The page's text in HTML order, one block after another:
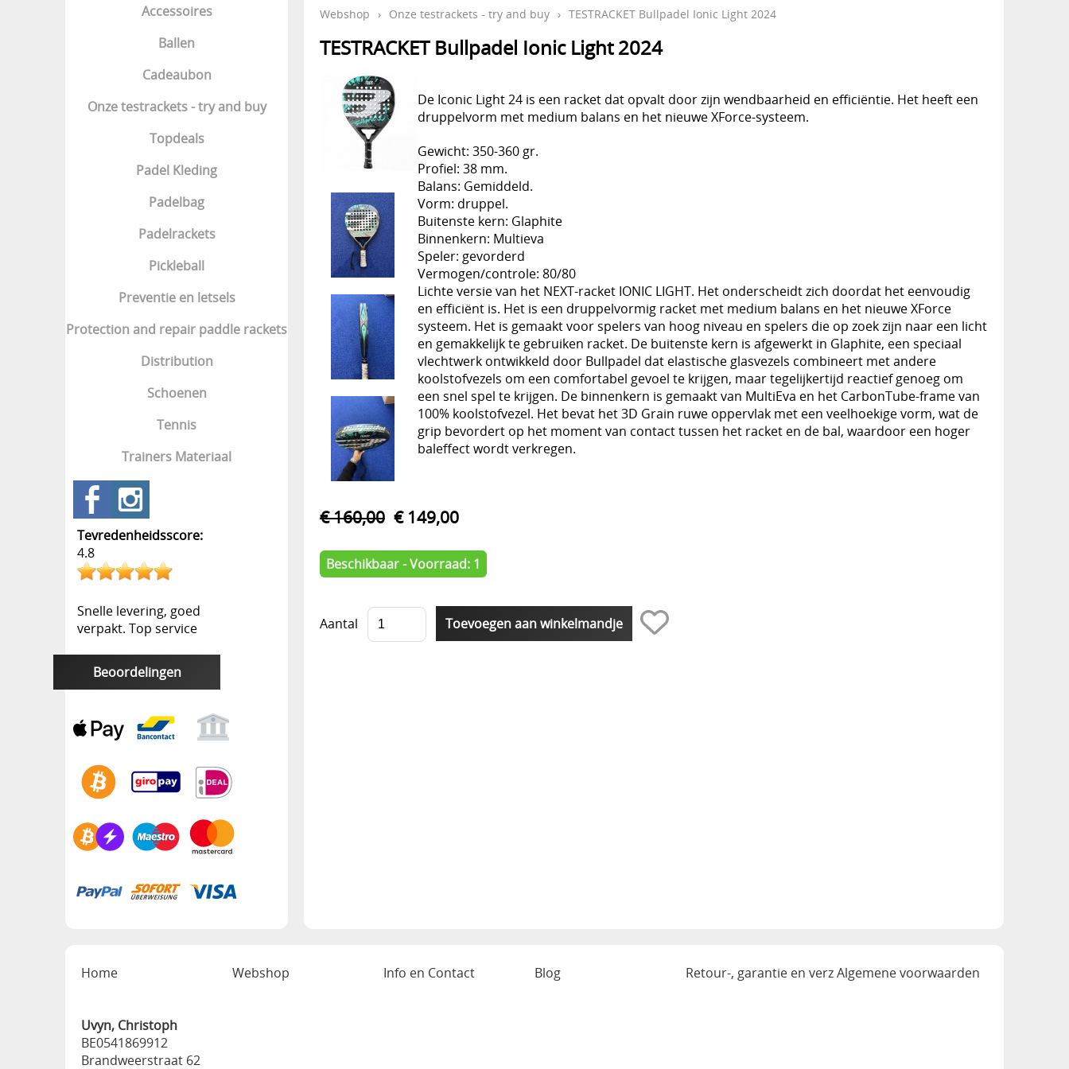
Accessoires
Ballen
Cadeaubon
Onze testrackets - try and buy
Topdeals
Padel Kleding
Padelbag
Padelrackets
Pickleball
Preventie en letsels
Protection and repair paddle rackets
Distribution
Schoenen
Tennis
Trainers Materiaal
Tevredenheidsscore:
4.8
Snelle levering, goed
verpakt. Top service
Beoordelingen
Webshop › Onze testrackets - try and buy › TESTRACKET Bullpadel Ionic Light 2024
TESTRACKET Bullpadel Ionic Light 2024
De Iconic Light 24 is een racket dat opvalt door zijn wendbaarheid en efficiëntie. Het heeft een
druppelvorm met medium balans en het nieuwe XForce-systeem.
Gewicht: 350-360 gr.
Profiel: 38 mm.
Balans: Gemiddeld.
Vorm: druppel.
Buitenste kern: Glaphite
Binnenkern: Multieva
Speler: gevorderd
Vermogen/controle: 80/80
Lichte versie van het NEXT-racket IONIC LIGHT. Het onderscheidt zich doordat het eenvoudig
en efficiënt is. Het is een druppelvormig racket met medium balans en het nieuwe XForce
systeem. Het is gemaakt voor spelers van hoog niveau en spelers die op zoek zijn naar een licht
en gemakkelijk te gebruiken racket. De buitenste kern is afgewerkt in Glaphite, een speciaal
vlechtwerk ontwikkeld door Bullpadel dat elastische glasvezels combineert met andere
koolstofvezels om een ​​comfortabel gevoel te krijgen, maar tegelijkertijd reactief genoeg om
een ​​snel spel te krijgen. De binnenkern is gemaakt van MultiEva en het CarbonTube-frame van
100% koolstofvezel. Het bevat het 3D Grain ruwe oppervlak met een veelhoekige vorm, wat de
grip bevordert op het moment van contact tussen het racket en de bal, waardoor een hoger
baleffect wordt verkregen.
€ 160,00 € 149,00
Beschikbaar - Voorraad: 1
Aantal
Home Webshop Info en Contact Blog Retour-, garantie en verzAlgemene voorwaarden
Uvyn, Christoph
BE0541869912
Brandweerstraat 62